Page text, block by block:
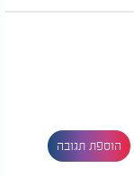
הוספת תגובה